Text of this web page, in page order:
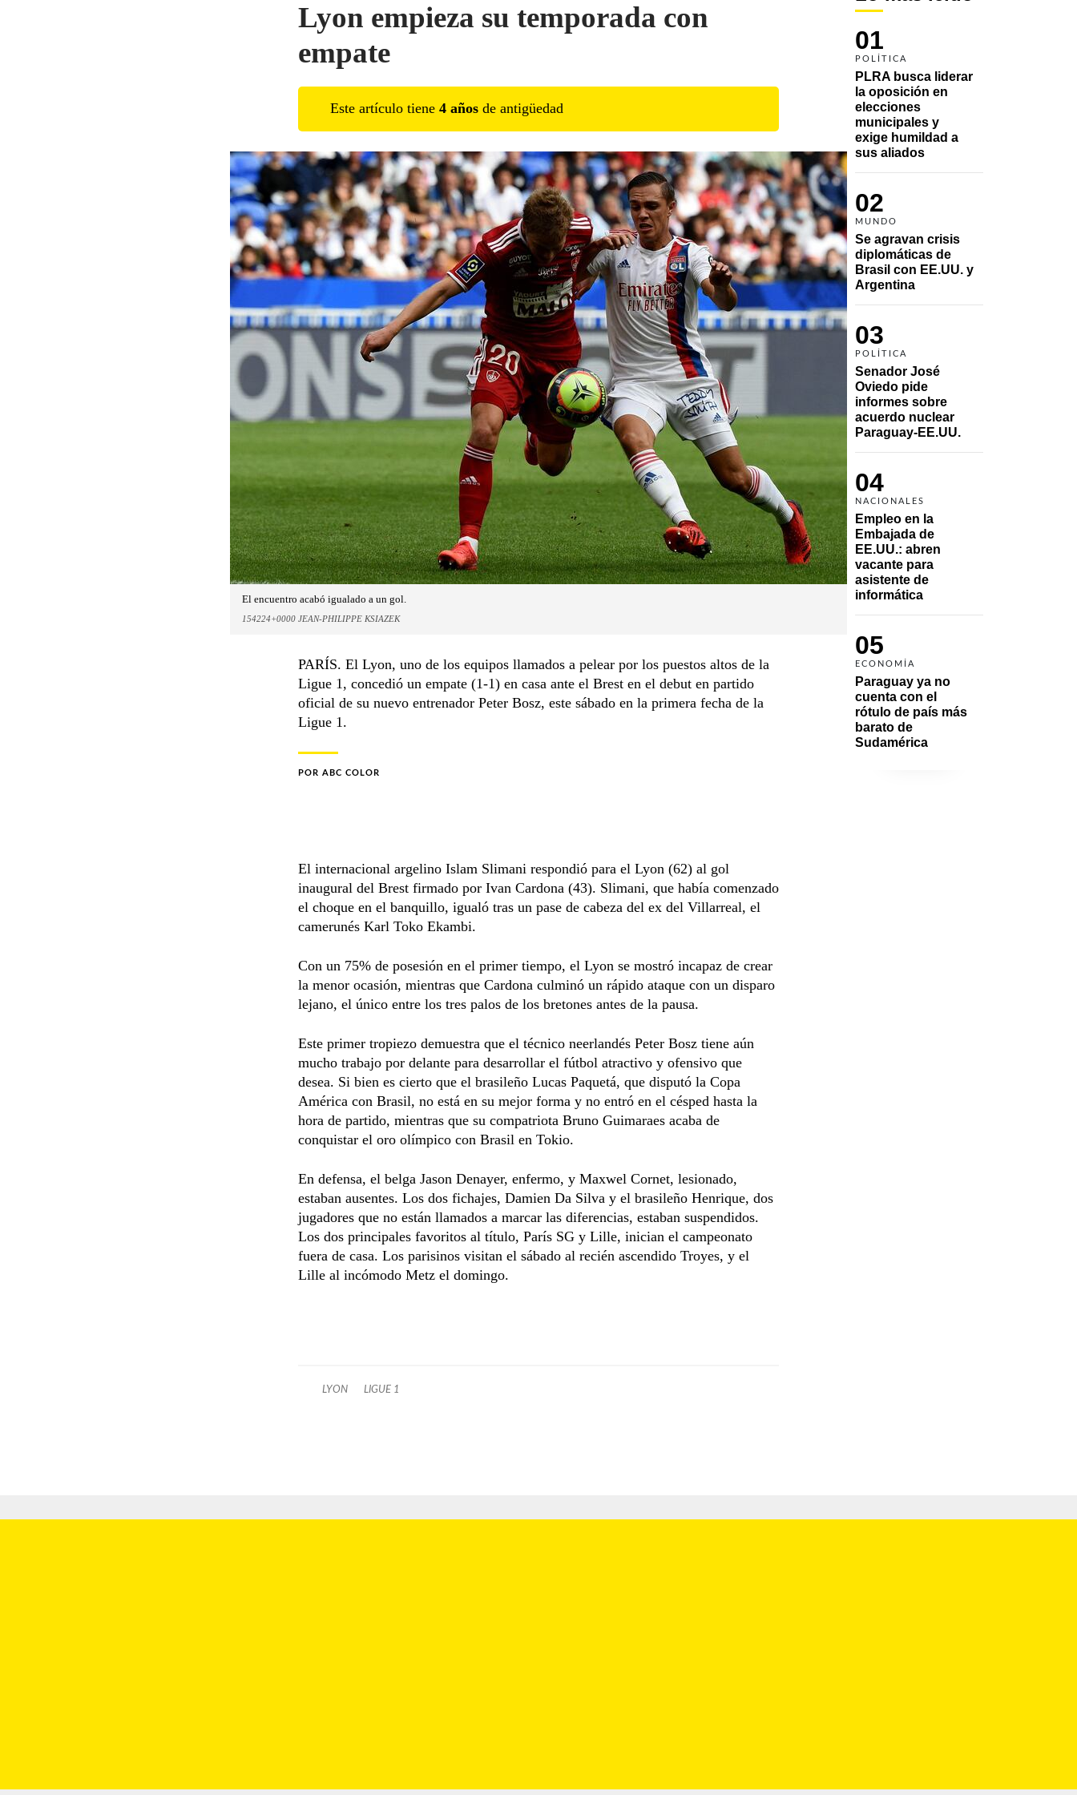
01
POLÍTICA
PLRA busca liderar
la oposición en
elecciones
municipales y
exige humildad a
sus aliados
02
MUNDO
Se agravan crisis
diplomáticas de
Brasil con EE.UU. y
Argentina
03
POLÍTICA
Senador José
Oviedo pide
informes sobre
acuerdo nuclear
Paraguay-EE.UU.
04
NACIONALES
Empleo en la
Embajada de
EE.UU.: abren
vacante para
asistente de
informática
05
ECONOMÍA
Paraguay ya no
cuenta con el
rótulo de país más
barato de
Sudamérica
Lyon empieza su temporada con
empate
Este artículo tiene 4 años de antigüedad
El encuentro acabó igualado a un gol.
154224+0000 JEAN-PHILIPPE KSIAZEK
PARÍS. El Lyon, uno de los equipos llamados a pelear por los puestos altos de la
Ligue 1, concedió un empate (1-1) en casa ante el Brest en el debut en partido
oficial de su nuevo entrenador Peter Bosz, este sábado en la primera fecha de la
Ligue 1.
POR ABC COLOR
El internacional argelino Islam Slimani respondió para el Lyon (62) al gol
inaugural del Brest firmado por Ivan Cardona (43). Slimani, que había comenzado
el choque en el banquillo, igualó tras un pase de cabeza del ex del Villarreal, el
camerunés Karl Toko Ekambi.
Con un 75% de posesión en el primer tiempo, el Lyon se mostró incapaz de crear
la menor ocasión, mientras que Cardona culminó un rápido ataque con un disparo
lejano, el único entre los tres palos de los bretones antes de la pausa.
Este primer tropiezo demuestra que el técnico neerlandés Peter Bosz tiene aún
mucho trabajo por delante para desarrollar el fútbol atractivo y ofensivo que
desea. Si bien es cierto que el brasileño Lucas Paquetá, que disputó la Copa
América con Brasil, no está en su mejor forma y no entró en el césped hasta la
hora de partido, mientras que su compatriota Bruno Guimaraes acaba de
conquistar el oro olímpico con Brasil en Tokio.
En defensa, el belga Jason Denayer, enfermo, y Maxwel Cornet, lesionado,
estaban ausentes. Los dos fichajes, Damien Da Silva y el brasileño Henrique, dos
jugadores que no están llamados a marcar las diferencias, estaban suspendidos.
Los dos principales favoritos al título, París SG y Lille, inician el campeonato
fuera de casa. Los parisinos visitan el sábado al recién ascendido Troyes, y el
Lille al incómodo Metz el domingo.
LYON LIGUE 1